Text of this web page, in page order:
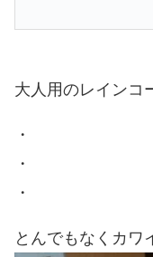
大人用のレインコ
・
・
・
とんでもなくカワ